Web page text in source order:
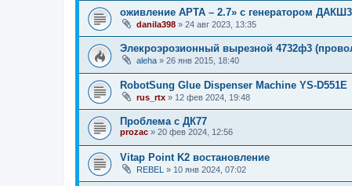
оживление АРТА – 2.7» с генератором
danila398 » 24 авг 2023, 13:35
Элекроэрозионный вырезной 4732ф3
aleha » 26 янв 2015, 18:40
RobotSung Glue Dispenser Machine YS-D551E
rus_rtx » 12 фев 2024, 19:48
Проблема с ДК77
prozac » 20 фев 2024, 12:56
Vitap Point K2 востановление
REBEL » 10 янв 2024, 07:02